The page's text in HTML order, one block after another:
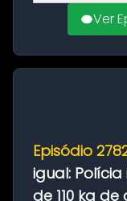
Ver
Episódio
igual:
de 110 kg